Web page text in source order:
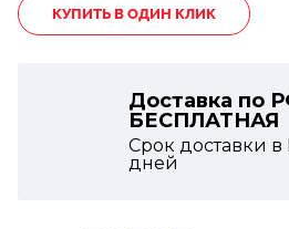
КУПИТЬ В ОДИН КЛИК
Доставка по
БЕСПЛАТНАЯ
Срок доставки
дней